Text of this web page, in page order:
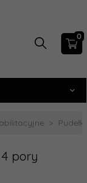
0
pory